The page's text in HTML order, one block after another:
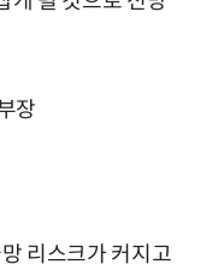
장
리스크가 커지고